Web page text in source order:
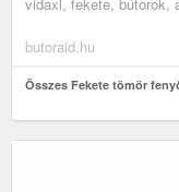
butoraid.hu
Összes Fekete tömör